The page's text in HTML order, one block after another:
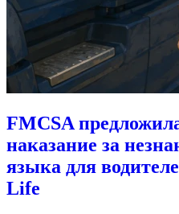
FMCSA
наказание за
языка для
Life